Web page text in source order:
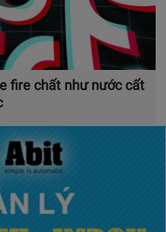
fire chất như nước cất